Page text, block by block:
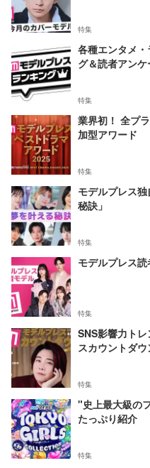
特集
各種エンタメ
グ＆読者アン
特集
業界初！ 全プ
加型アワード
特集
モデルプレス
秘訣」
特集
モデルプレス
特集
SNS影響力ト
スカウントダウ
特集
"史上最大級の
たっぷり紹介
特集